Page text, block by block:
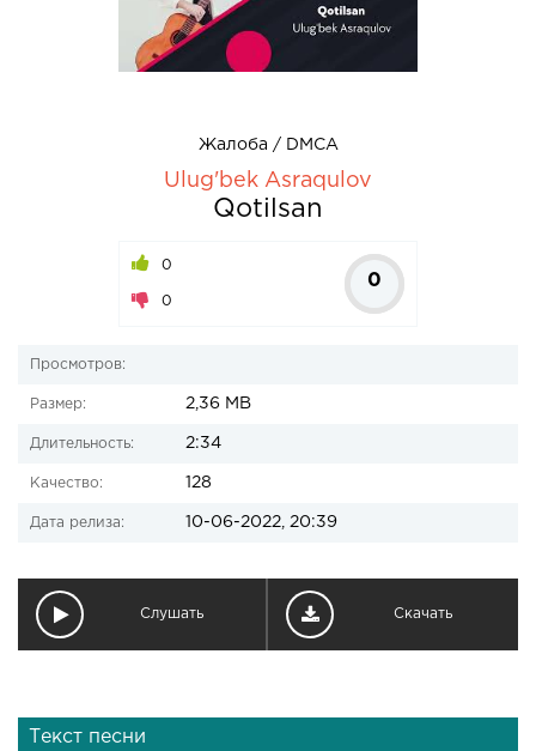
Жалоба / DMCA
Ulug'bek Asraqulov
Qotilsan
0
0
0
Просмотров:
Размер: 2,36 MB
Длительность: 2:34
Качество: 128
Дата релиза: 10-06-2022, 20:39
Слушать Скачать
Текст песни